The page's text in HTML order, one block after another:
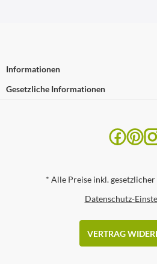
Informationen
Gesetzliche Informationen
* Alle Preise inkl. gesetzlicher
Datenschutz-
VERTRAG